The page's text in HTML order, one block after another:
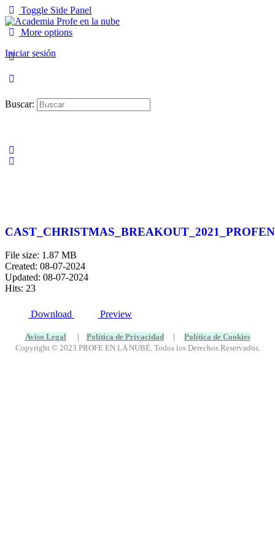
Toggle Side Panel
More options
Iniciar sesión
Buscar:
File size: 1.87 MB
Created: 08-07-2024
Updated: 08-07-2024
Hits: 23
Download Preview
Aviso Legal | Política de Privacidad | Política de Cookies
Copyright © 2023 PROFE EN LA NUBE. Todos los Derechos Reservados.